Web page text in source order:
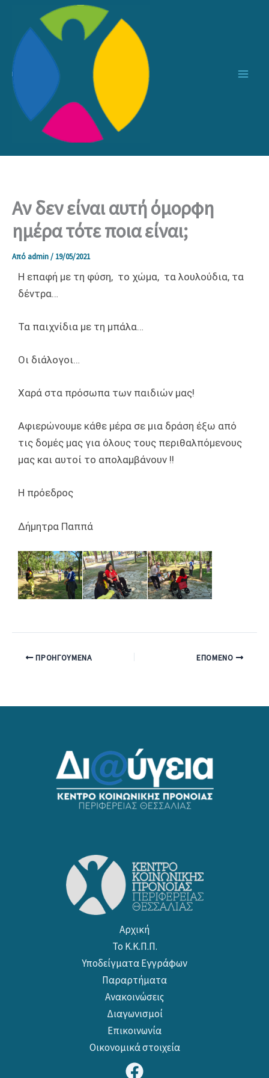
περιεχόμενο
Αν δεν είναι αυτή όμορφη
ημέρα τότε ποια είναι;
Από admin/ 19/05/2021
Η επαφή με τη φύση, το χώμα, τα λουλούδια, τα
δέντρα…
Τα παιχνίδια με τη μπάλα…
Οι διάλογοι…
Χαρά στα πρόσωπα των παιδιών μας!
Αφιερώνουμε κάθε μέρα σε μια δράση έξω από
τις δομές μας για όλους τους περιθαλπόμενους
μας και αυτοί το απολαμβάνουν !!
Η πρόεδρος
Δήμητρα Παππά
ΠΡΟΗΓΟΎΜΕΝΑ ΕΠΌΜΕΝΟ
Αρχική
Το Κ.Κ.Π.Π.
Υποδείγματα Εγγράφων
Παραρτήματα
Ανακοινώσεις
Διαγωνισμοί
Επικοινωνία
Οικονομικά στοιχεία